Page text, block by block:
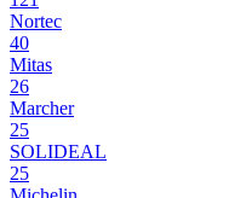
Nortec
40
Mitas
26
Marcher
25
SOLIDEAL
25